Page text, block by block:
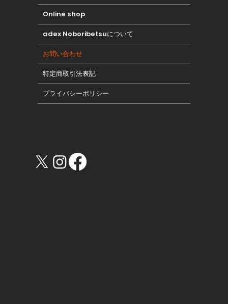
Online shop
adex Noboribetsuについて
お問い合わせ
特定商取引法表記
プライバシーポリシー